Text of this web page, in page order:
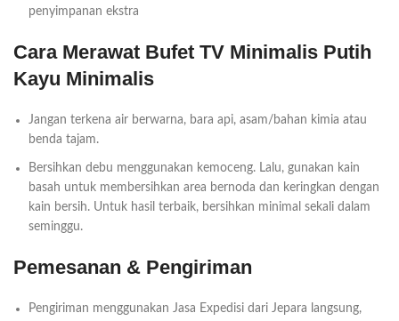
penyimpanan ekstra
Cara Merawat Bufet TV Minimalis Putih
Kayu Minimalis
Jangan terkena air berwarna, bara api, asam/bahan kimia atau
benda tajam.
Bersihkan debu menggunakan kemoceng. Lalu, gunakan kain
basah untuk membersihkan area bernoda dan keringkan dengan
kain bersih. Untuk hasil terbaik, bersihkan minimal sekali dalam
seminggu.
Pemesanan & Pengiriman
Pengiriman menggunakan Jasa Expedisi dari Jepara langsung,